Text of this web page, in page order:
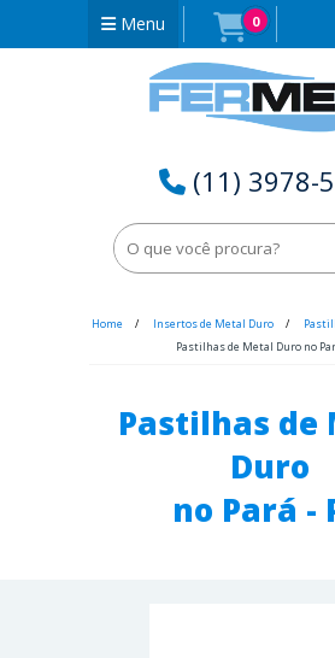
Menu 0
(11) 3978-
Home Insertos de Metal Duro
Pastilhas de Metal Duro no
Pastilhas de
Duro
no Pará -